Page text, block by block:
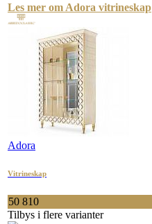
Les mer om Adora vitrineskap
Adora
Vitrineskap
50 810
Tilbys i flere varianter